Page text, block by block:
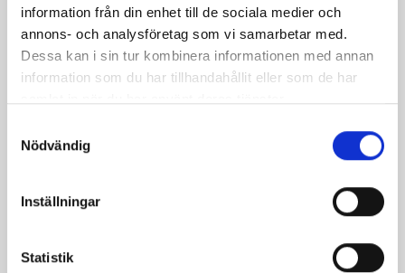
information från din enhet till de sociala medier och
annons- och analysföretag som vi samarbetar med.
Dessa kan i sin tur kombinera informationen med annan
information som du har tillhandahållit eller som de har
Nödvändig
Inställningar
StatistikMjölken Eko 3%
Mellanmjölk